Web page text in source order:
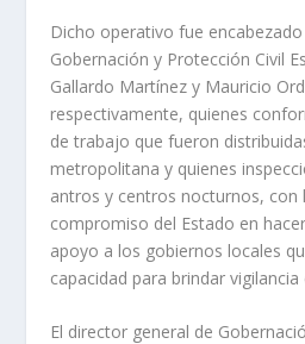
Dicho operativo fue
Gobernación y Protección Civil
Gallardo Martínez y Mauricio
respectivamente, quienes
de trabajo que fueron
metropolitana y quienes
antros y centros nocturnos, con
compromiso del Estado en
apoyo a los gobiernos locales
capacidad para brindar
El director general de